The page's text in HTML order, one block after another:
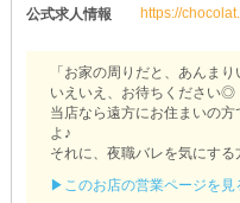
公式求人情報
https://
「お家の周りだと、あんま
いえいえ、お待ちください◎
当店なら遠方にお住まいの
よ♪
それに、夜職バレを気にする
知り合いの少ないエリアで、
▶このお店の営業ページを見